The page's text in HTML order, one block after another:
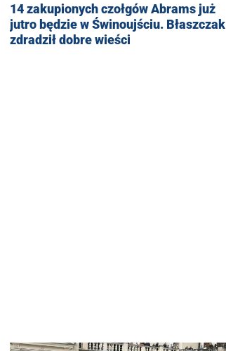
14 zakupionych czołgów Abrams już
jutro będzie w Świnoujściu. Błaszczak
zdradził dobre wieści